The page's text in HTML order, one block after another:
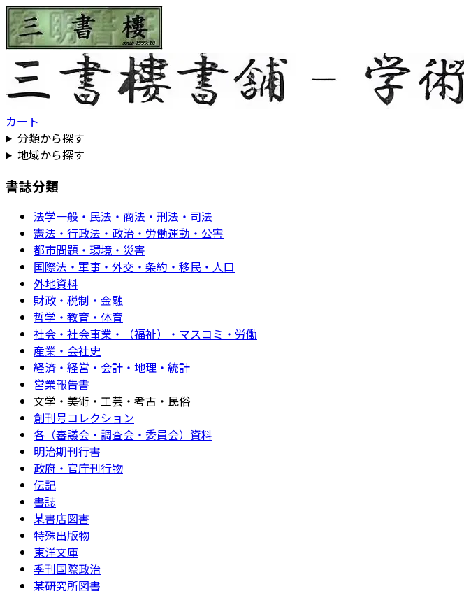
カート
分類から探す
地域から探す
書誌分類
法学一般・民法・商法・刑法・司法
憲法・行政法・政治・労働運動・公害
都市問題・環境・災害
国際法・軍事・外交・条約・移民・人口
外地資料
財政・税制・金融
哲学・教育・体育
社会・社会事業・（福祉）・マスコミ・労働
産業・会社史
経済・経営・会計・地理・統計
営業報告書
文学・美術・工芸・考古・民俗
創刊号コレクション
各（審議会・調査会・委員会）資料
明治期刊行書
政府・官庁刊行物
伝記
書誌
某書店図書
特殊出版物
東洋文庫
季刊国際政治
某研究所図書